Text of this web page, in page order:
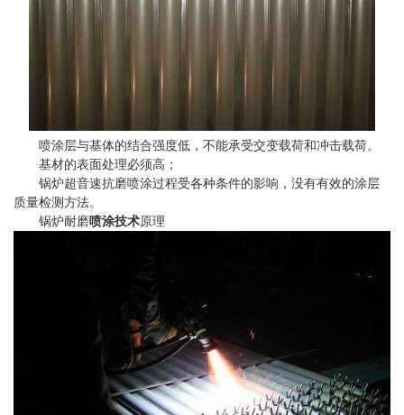
喷涂层与基体的结合强度低，不能承受交变载荷和冲击载荷。
基材的表面处理必须高；
锅炉超音速抗磨喷涂过程受各种条件的影响，没有有效的涂层
质量检测方法。
锅炉耐磨喷涂技术原理